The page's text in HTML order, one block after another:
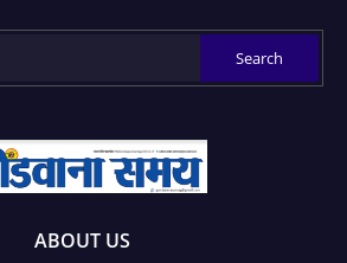
ABOUT US